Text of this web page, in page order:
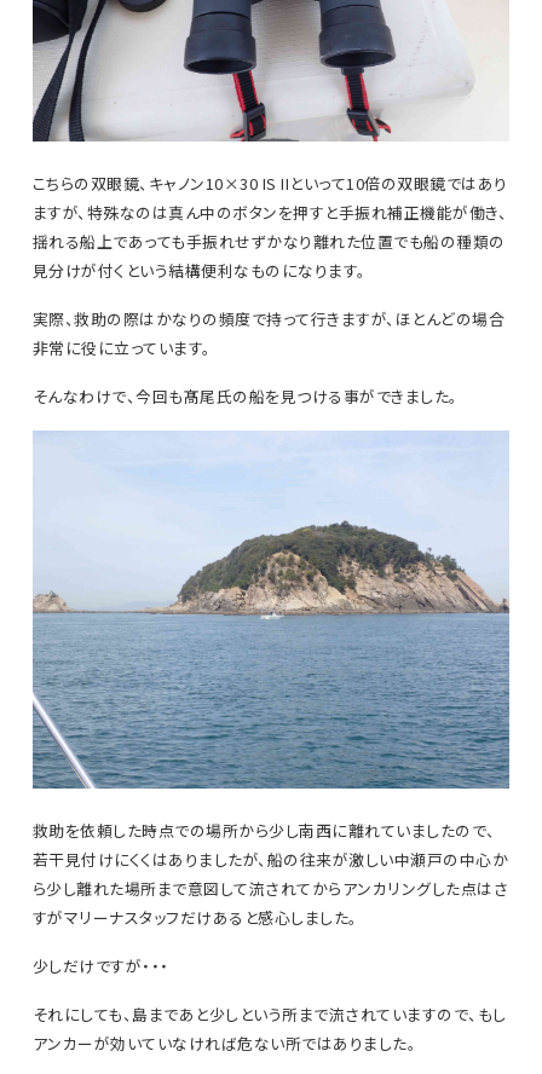
こちらの双眼鏡、キャノン10×30 IS IIといって10倍の双眼鏡ではあり
ますが、特殊なのは真ん中のボタンを押すと手振れ補正機能が働き、
揺れる船上であっても手振れせずかなり離れた位置でも船の種類の
見分けが付くという結構便利なものになります。
実際、救助の際はかなりの頻度で持って行きますが、ほとんどの場合
非常に役に立っています。
そんなわけで、今回も髙尾氏の船を見つける事ができました。
救助を依頼した時点での場所から少し南西に離れていましたので、
若干見付けにくくはありましたが、船の往来が激しい中瀬戸の中心か
ら少し離れた場所まで意図して流されてからアンカリングした点はさ
すがマリーナスタッフだけあると感心しました。
少しだけですが・・・
それにしても、島まであと少しという所まで流されていますので、もし
アンカーが効いていなければ危ない所ではありました。